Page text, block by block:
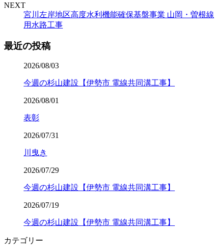
NEXT
宮川左岸地区高度水利機能確保基盤事業 山岡・曽根線
用水路工事
最近の投稿
2026/08/03
今週の杉山建設【伊勢市 電線共同溝工事】
2026/08/01
表彰
2026/07/31
川曳き
2026/07/29
今週の杉山建設【伊勢市 電線共同溝工事】
2026/07/19
今週の杉山建設【伊勢市 電線共同溝工事】
カテゴリー